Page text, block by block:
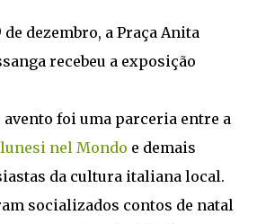
de dezembro, a Praça Anita
recebeu a exposição
avento foi uma parceria entre a
nel Mondo e demais
da cultura italiana local.
socializados contos de natal